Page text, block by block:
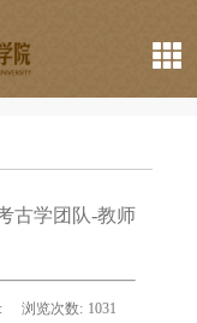
古学团队-教师
浏览次数: 1031